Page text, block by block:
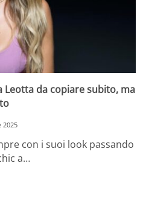
Leotta da copiare subito, ma
2025
con i suoi look passando
a…